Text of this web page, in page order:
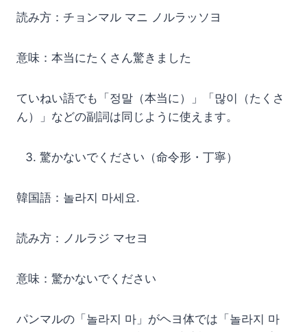
読み方：チョンマル マニ ノルラッソヨ
意味：本当にたくさん驚きました
ていねい語でも「정말（本当に）」「많이（たくさ
ん）」などの副詞は同じように使えます。
驚かないでください（命令形・丁寧）
韓国語：놀라지 마세요.
読み方：ノルラジ マセヨ
意味：驚かないでください
パンマルの「놀라지 마」がヘヨ体では「놀라지 마